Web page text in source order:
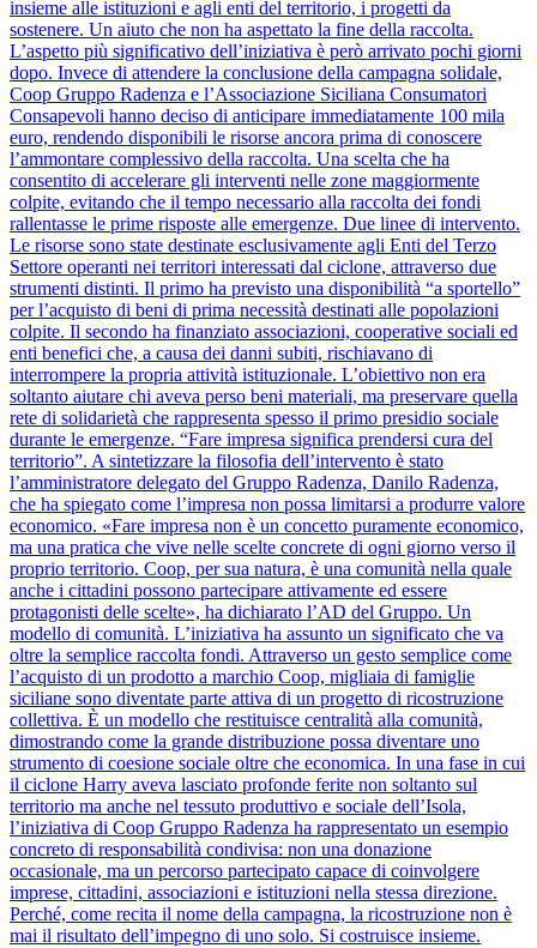
insieme alle istituzioni e agli enti del territorio, i progetti da
sostenere. Un aiuto che non ha aspettato la fine della raccolta.
L’aspetto più significativo dell’iniziativa è però arrivato pochi giorni
dopo. Invece di attendere la conclusione della campagna solidale,
Coop Gruppo Radenza e l’Associazione Siciliana Consumatori
Consapevoli hanno deciso di anticipare immediatamente 100 mila
euro, rendendo disponibili le risorse ancora prima di conoscere
l’ammontare complessivo della raccolta. Una scelta che ha
consentito di accelerare gli interventi nelle zone maggiormente
colpite, evitando che il tempo necessario alla raccolta dei fondi
rallentasse le prime risposte alle emergenze. Due linee di intervento.
Le risorse sono state destinate esclusivamente agli Enti del Terzo
Settore operanti nei territori interessati dal ciclone, attraverso due
strumenti distinti. Il primo ha previsto una disponibilità “a sportello”
per l’acquisto di beni di prima necessità destinati alle popolazioni
colpite. Il secondo ha finanziato associazioni, cooperative sociali ed
enti benefici che, a causa dei danni subiti, rischiavano di
interrompere la propria attività istituzionale. L’obiettivo non era
soltanto aiutare chi aveva perso beni materiali, ma preservare quella
rete di solidarietà che rappresenta spesso il primo presidio sociale
durante le emergenze. “Fare impresa significa prendersi cura del
territorio”. A sintetizzare la filosofia dell’intervento è stato
l’amministratore delegato del Gruppo Radenza, Danilo Radenza,
che ha spiegato come l’impresa non possa limitarsi a produrre valore
economico. «Fare impresa non è un concetto puramente economico,
ma una pratica che vive nelle scelte concrete di ogni giorno verso il
proprio territorio. Coop, per sua natura, è una comunità nella quale
anche i cittadini possono partecipare attivamente ed essere
protagonisti delle scelte», ha dichiarato l’AD del Gruppo. Un
modello di comunità. L’iniziativa ha assunto un significato che va
oltre la semplice raccolta fondi. Attraverso un gesto semplice come
l’acquisto di un prodotto a marchio Coop, migliaia di famiglie
siciliane sono diventate parte attiva di un progetto di ricostruzione
collettiva. È un modello che restituisce centralità alla comunità,
dimostrando come la grande distribuzione possa diventare uno
strumento di coesione sociale oltre che economica. In una fase in cui
il ciclone Harry aveva lasciato profonde ferite non soltanto sul
territorio ma anche nel tessuto produttivo e sociale dell’Isola,
l’iniziativa di Coop Gruppo Radenza ha rappresentato un esempio
concreto di responsabilità condivisa: non una donazione
occasionale, ma un percorso partecipato capace di coinvolgere
imprese, cittadini, associazioni e istituzioni nella stessa direzione.
Perché, come recita il nome della campagna, la ricostruzione non è
mai il risultato dell’impegno di uno solo. Si costruisce insieme.